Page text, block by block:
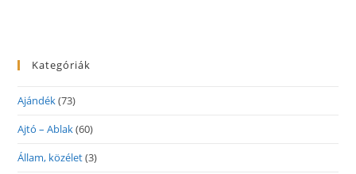
Kategóriák
Ajándék(73)
Ajtó – Ablak(60)
Állam, közélet(3)